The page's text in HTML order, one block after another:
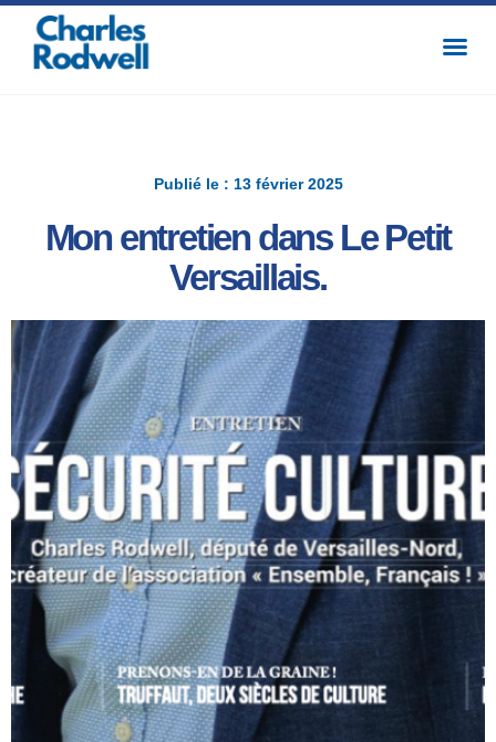
Publié le : 13 février 2025
Mon entretien dans Le Petit
Versaillais.